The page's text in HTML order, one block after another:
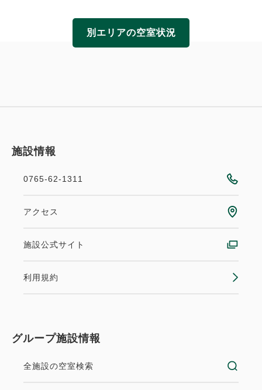
別エリアの空室状況
施設情報
0765-62-1311
アクセス
施設公式サイト
利用規約
グループ施設情報
全施設の空室検索